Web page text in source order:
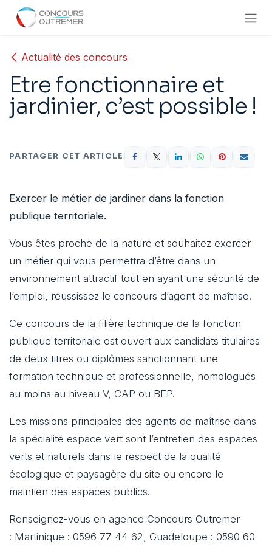
Se rendre au contenu
Actualité des concours
Etre fonctionnaire et
jardinier, c’est possible !
Exercer le métier de jardiner dans la fonction
publique territoriale.
Vous êtes proche de la nature et souhaitez exercer
un métier qui vous permettra d’être dans un
environnement attractif tout en ayant une sécurité de
l’emploi, réussissez le concours d’agent de maîtrise.
Ce concours de la filière technique de la fonction
publique territoriale est ouvert aux candidats titulaires
de deux titres ou diplômes sanctionnant une
formation technique et professionnelle, homologués
au moins au niveau V, CAP ou BEP.
Les missions principales des agents de maîtrise dans
la spécialité espace vert sont l’entretien des espaces
verts et naturels dans le respect de la qualité
écologique et paysagère du site ou encore le
maintien des espaces publics.
Renseignez-vous en agence Concours Outremer
: Martinique : 0596 77 44 62, Guadeloupe : 0590 60
PARTAGER CET ARTICLE